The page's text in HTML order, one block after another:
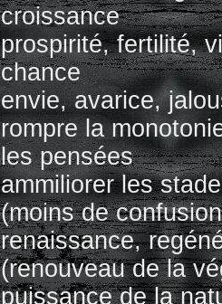
croissance
prospirité, fertilité,
chance
envie, avarice,
rompre la
les pensées
ammiliorer les
(moins de
renaissance,
(renouveau de la
puissance de la